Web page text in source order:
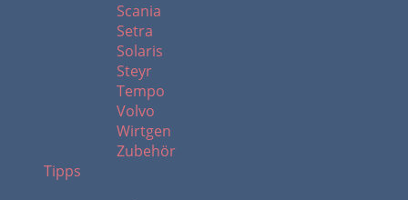
Scania
Setra
Solaris
Steyr
Tempo
Volvo
Wirtgen
Zubehör
Tipps